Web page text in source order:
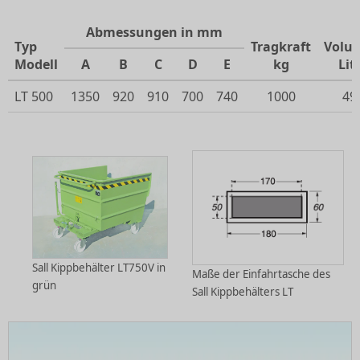
Typ
Modell
Abmessungen in mm
Tragkraft
kg
A B C D
E
LT 500
1350 920 910 700 740 1000
Sall Kippbehälter LT750V in
grün
Maße der Einfahrtasche des
Sall Kippbehälters LT